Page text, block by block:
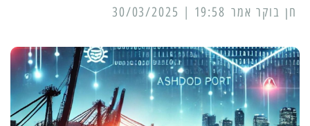
19:58 | 30/03/2025